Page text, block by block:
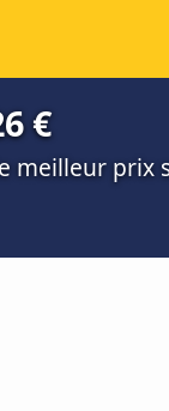
€
meilleur prix